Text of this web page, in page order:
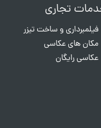
تجاری
فیلمبرداری و ساخت تیزر
مکان های عکاسی
عکاسی رایگان